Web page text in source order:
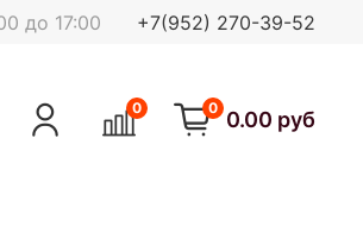
до 17:00 +7(952) 270-39-52
0 0 0.00 руб